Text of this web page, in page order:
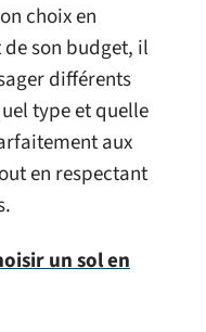
choix en
son budget, il
différents
type et quelle
aux
en respectant
un sol en